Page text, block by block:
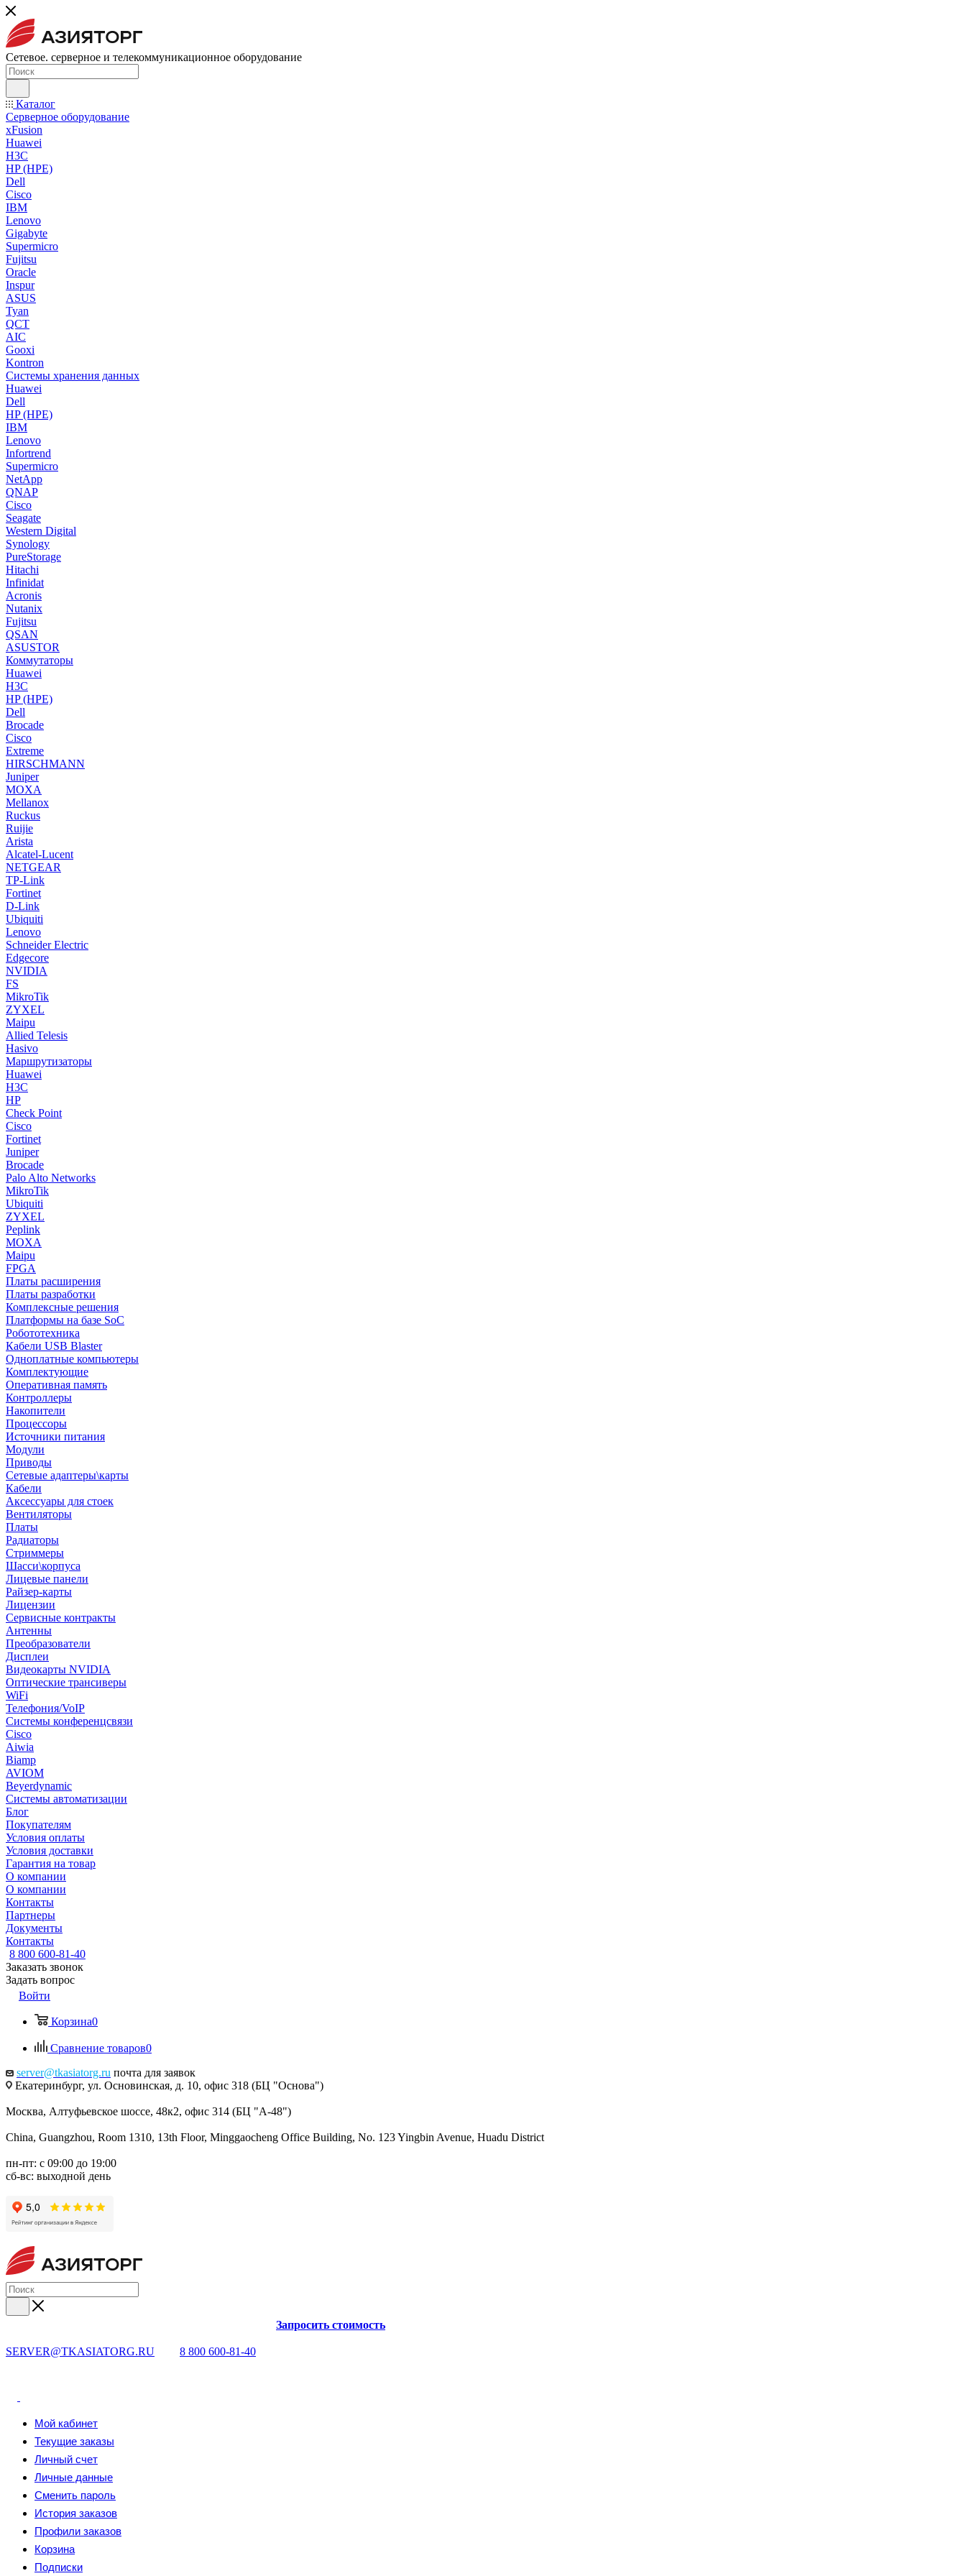
Сетевое. серверное и телекоммуникационное оборудование
Каталог
Серверное оборудование
xFusion
Huawei
H3C
HP (HPE)
Dell
Cisco
IBM
Lenovo
Gigabyte
Supermicro
Fujitsu
Oracle
Inspur
ASUS
Tyan
QCT
AIC
Gooxi
Kontron
Системы хранения данных
Huawei
Dell
HP (HPE)
IBM
Lenovo
Infortrend
Supermicro
NetApp
QNAP
Cisco
Seagate
Western Digital
Synology
PureStorage
Hitachi
Infinidat
Acronis
Nutanix
Fujitsu
QSAN
ASUSTOR
Коммутаторы
Huawei
H3C
HP (HPE)
Dell
Brocade
Cisco
Extreme
HIRSCHMANN
Juniper
MOXA
Mellanox
Ruckus
Ruijie
Arista
Alcatel-Lucent
NETGEAR
TP-Link
Fortinet
D-Link
Ubiquiti
Lenovo
Schneider Electric
Edgecore
NVIDIA
FS
MikroTik
ZYXEL
Maipu
Allied Telesis
Hasivo
Маршрутизаторы
Huawei
H3C
HP
Check Point
Cisco
Fortinet
Juniper
Brocade
Palo Alto Networks
MikroTik
Ubiquiti
ZYXEL
Peplink
MOXA
Maipu
FPGA
Платы расширения
Платы разработки
Комплексные решения
Платформы на базе SoC
Робототехника
Кабели USB Blaster
Одноплатные компьютеры
Комплектующие
Оперативная память
Контроллеры
Накопители
Процессоры
Источники питания
Модули
Приводы
Сетевые адаптеры\карты
Кабели
Аксессуары для стоек
Вентиляторы
Платы
Радиаторы
Стриммеры
Шасси\корпуса
Лицевые панели
Райзер-карты
Лицензии
Сервисные контракты
Антенны
Преобразователи
Дисплеи
Видеокарты NVIDIA
Оптические трансиверы
WiFi
Телефония/VoIP
Системы конференцсвязи
Cisco
Aiwia
Biamp
AVIOM
Beyerdynamic
Системы автоматизации
Блог
Покупателям
Условия оплаты
Условия доставки
Гарантия на товар
О компании
О компании
Контакты
Партнеры
Документы
Контакты
8 800 600-81-40
Заказать звонок
Задать вопрос
Войти
Корзина0
Сравнение товаров0
server@tkasiatorg.ru почта для заявок
Екатеринбург, ул. Основинская, д. 10, офис 318 (БЦ "Основа")
Москва, Алтуфьевское шоссе, 48к2, офис 314 (БЦ "А-48")
China, Guangzhou, Room 1310, 13th Floor, Minggaocheng Office Building, No. 123 Yingbin Avenue, Huadu District
пн-пт: с 09:00 до 19:00
сб-вс: выходной день
SERVER@TKASIATORG.RU 8 800 600-81-40
Запросить стоимость
Мой кабинет
Текущие заказы
Личный счет
Личные данные
Сменить пароль
История заказов
Профили заказов
Корзина
Подписки